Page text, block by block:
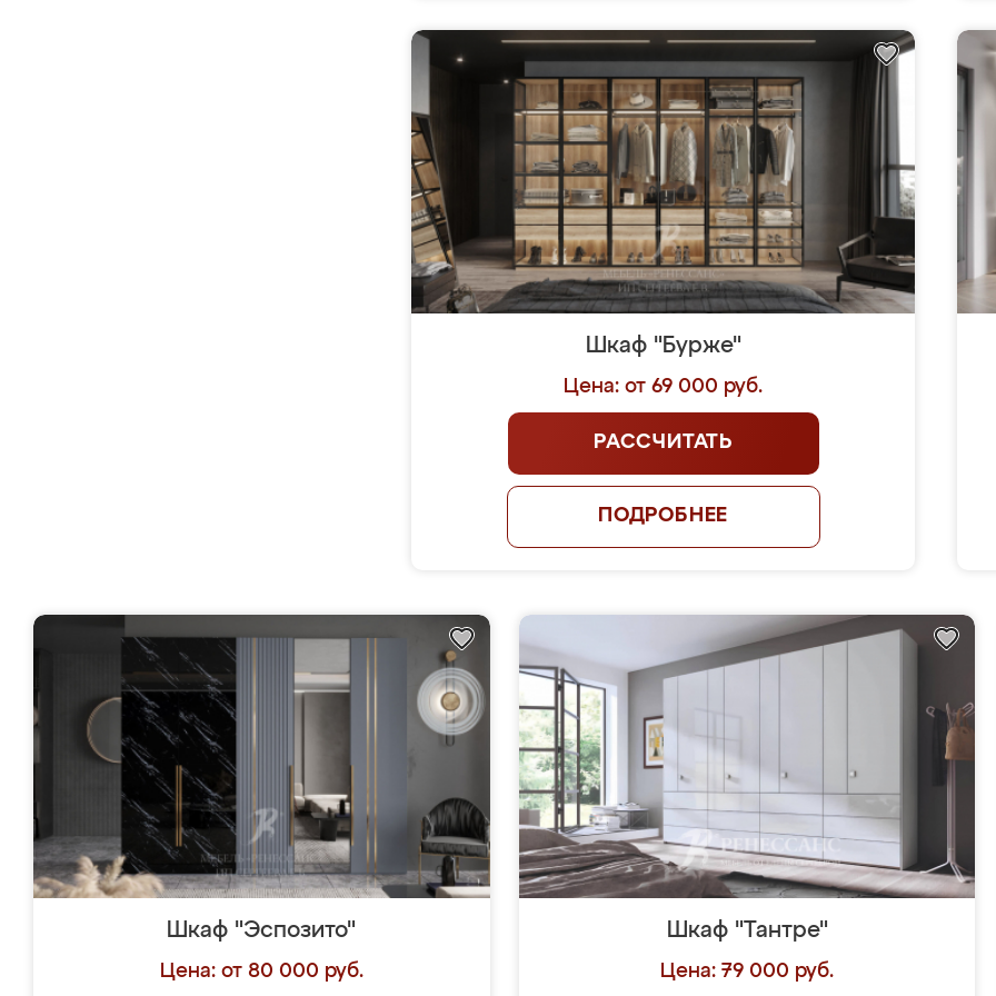
Шкаф "Бурже"
Цена: от 69 000 руб.
РАССЧИТАТЬ
ПОДРОБНЕЕ
Шкаф "Эспозито"
Цена: от 80 000 руб.
Шкаф "Тантре"
Цена: 79 000 руб.